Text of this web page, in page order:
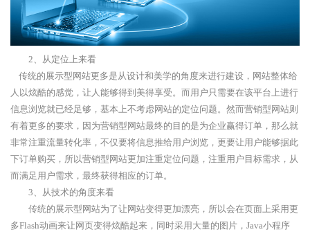
2、从定位上来看
传统的展示型网站更多是从设计和美学的角度来进行建设，网站整体给
人以炫酷的感觉，让人能够得到美得享受。而用户只需要在该平台上进行
信息浏览就已经足够，基本上不考虑网站的定位问题。然而营销型网站则
有着更多的要求，因为营销型网站最终的目的是为企业赢得订单，那么就
非常注重流量转化率，不仅要将信息推给用户浏览，更要让用户能够据此
下订单购买，所以营销型网站更加注重定位问题，注重用户目标需求，从
而满足用户需求，最终获得相应的订单。
3、从技术的角度来看
传统的展示型网站为了让网站变得更加漂亮，所以会在页面上采用更
多Flash动画来让网页变得炫酷起来，同时采用大量的图片，Java小程序